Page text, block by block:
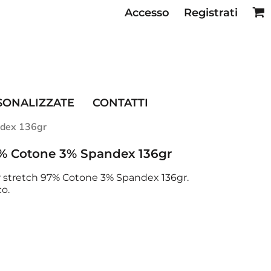
Accesso Registrati
CONTATTI
136gr
Cotone 3% Spandex 136gr
97% Cotone 3% Spandex 136gr.